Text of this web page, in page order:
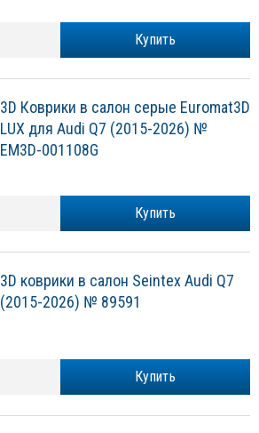
Купить
3D Коврики в салон серые Euromat3D
LUX для Audi Q7 (2015-2026) №
EM3D-001108G
Купить
3D коврики в салон Seintex Audi Q7
(2015-2026) № 89591
Купить